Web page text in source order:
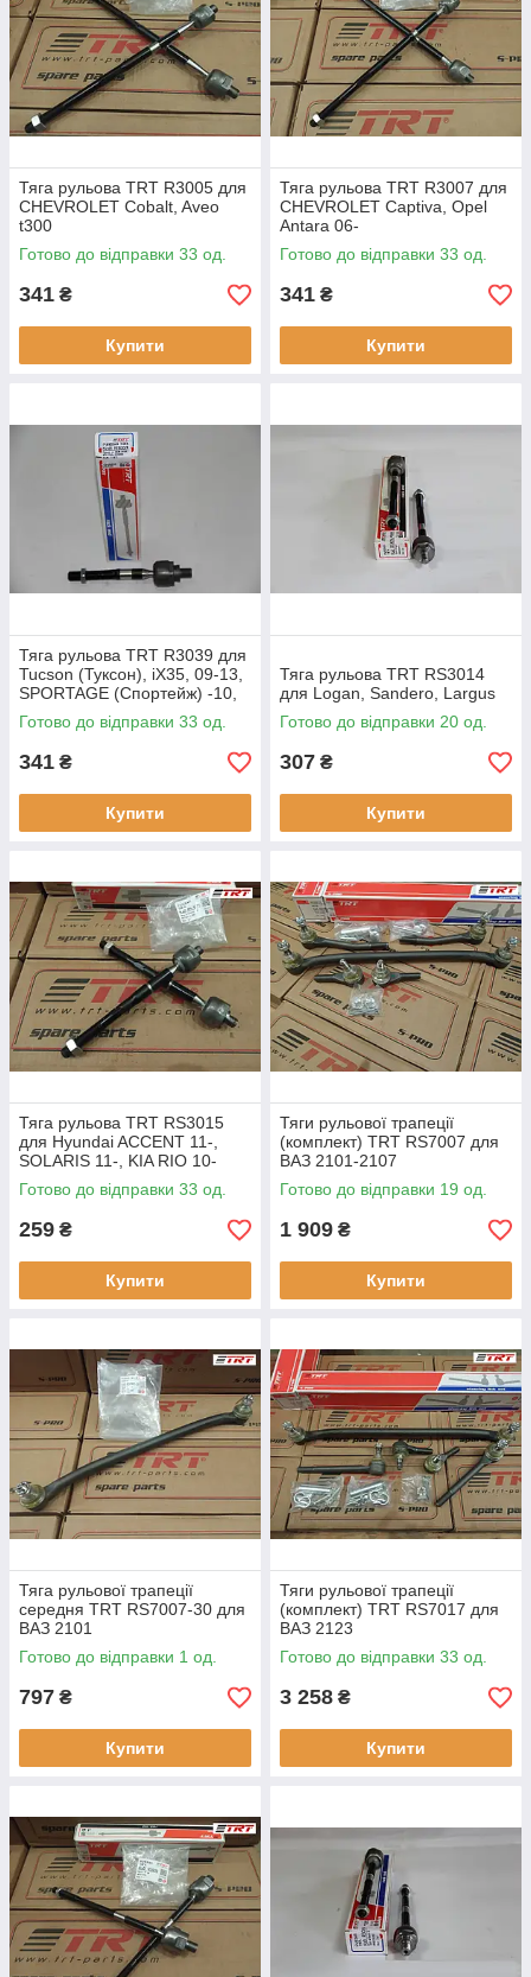
Використовується якісна фарба марки UZDONGJU.
Тяга рульова TRT R3005 для
CHEVROLET Cobalt, Aveo
t300
Готово до відправки 33 од.
341 ₴
Купити
Тяга рульова TRT R3007 для
CHEVROLET Captiva, Opel
Antara 06-
Готово до відправки 33 од.
341 ₴
Купити
Тяга рульова TRT R3039 для
Tucson (Туксон), iX35, 09-13,
SPORTAGE (Спортейж) -10,
оригінальні номери: 57724-
2S000, 57724-2S010,
Готово до відправки 33 од.
341 ₴
Купити
Тяга рульова TRT RS3014
для Logan, Sandero, Largus
Готово до відправки 20 од.
307 ₴
Купити
Тяга рульова TRT RS3015
для Hyundai ACCENT 11-,
SOLARIS 11-, KIA RIO 10-
Готово до відправки 33 од.
259 ₴
Купити
Тяги рульової трапеції
(комплект) TRT RS7007 для
ВАЗ 2101-2107
Готово до відправки 19 од.
1 909 ₴
Купити
Тяга рульової трапеції
середня TRT RS7007-30 для
ВАЗ 2101
Готово до відправки 1 од.
797 ₴
Купити
Тяги рульової трапеції
(комплект) TRT RS7017 для
ВАЗ 2123
Готово до відправки 33 од.
3 258 ₴
Купити